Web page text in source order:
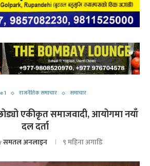
1 राजनैतिक समाचार समाचार
एकीकृत समाजवादी, आयोगमा नयाँ
दल दर्ता
समतल अनलाइन ९ महिना अगाडि